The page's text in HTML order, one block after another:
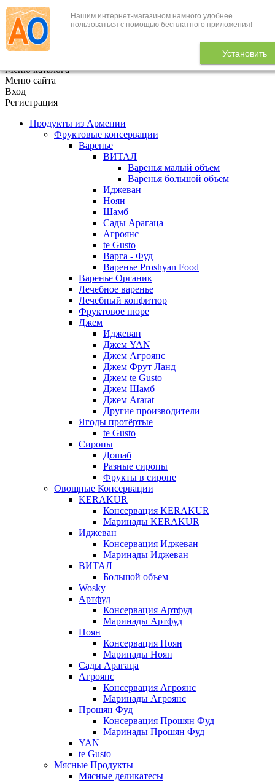
Нашим интернет-магазином намного удобнее
пользоваться с помощью бесплатного приложения!
Установить
+7 (495) 646-888-1
В корзине 0
Меню каталога
Меню сайта
Вход
Регистрация
Продукты из Армении
Фруктовые консервации
Варенье
ВИТАЛ
Варенья малый объем
Варенья большой объем
Иджеван
Ноян
Шамб
Сады Арагаца
Агроянс
te Gusto
Варга - Фуд
Варенье Proshyan Food
Варенье Органик
Лечебное варенье
Лечебный конфитюр
Фруктовое пюре
Джем
Иджеван
Джем YAN
Джем Агроянс
Джем Фрут Ланд
Джем te Gusto
Джем Шамб
Джем Ararat
Другие производители
Ягоды протёртые
te Gusto
Сиропы
Дошаб
Разные сиропы
Фрукты в сиропе
Овощные Консервации
KERAKUR
Консервация KERAKUR
Маринады KERAKUR
Иджеван
Консервация Иджеван
Маринады Иджеван
ВИТАЛ
Большой объем
Wosky
Артфуд
Консервация Артфуд
Маринады Артфуд
Ноян
Консервация Ноян
Маринады Ноян
Сады Арагаца
Агроянс
Консервация Агроянс
Маринады Агроянс
Прошян Фуд
Консервация Прошян Фуд
Маринады Прошян Фуд
YAN
te Gusto
Мясные Продукты
Мясные деликатесы